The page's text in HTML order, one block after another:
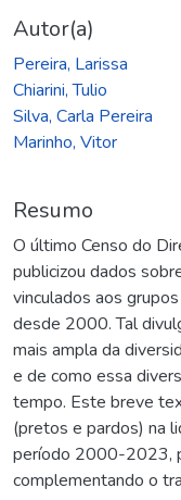
Autor(a)
Pereira, Larissa
Chiarini, Tulio
Silva, Carla Pereira
Marinho, Vitor
Resumo
O último Censo do
publicizou dados
vinculados aos
desde 2000. Tal
mais ampla da
e de como essa
tempo. Este breve
(pretos e pardos) na
período 2000-2023,
complementando o